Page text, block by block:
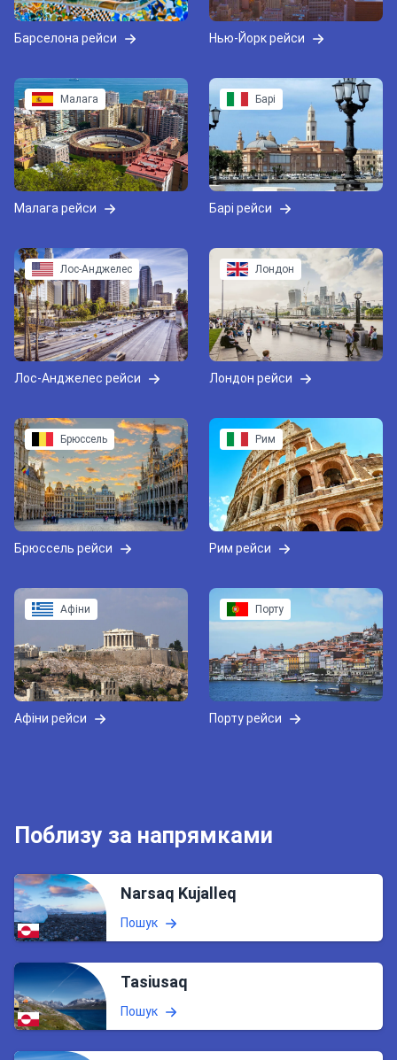
Барселона рейси Нью-Йорк рейси
Малага
Малага рейси
Барі
Барі рейси
Лос-Анджелес
Лос-Анджелес рейси
Лондон
Лондон рейси
Брюссель
Брюссель рейси
Рим
Рим рейси
Афіни
Афіни рейси
Порту
Порту рейси
Поблизу за напрямками
Narsaq Kujalleq
Пошук
Tasiusaq
Пошук